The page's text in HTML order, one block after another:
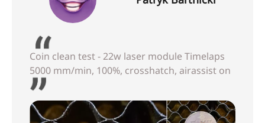
Coin clean test - 22w laser module Timelaps
5000 mm/min, 100%, crosshatch, airassist on